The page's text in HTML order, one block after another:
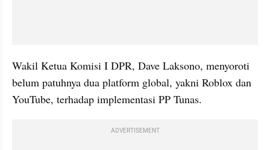
Wakil Ketua Komisi I DPR, Dave Laksono, menyoroti
belum patuhnya dua platform global, yakni Roblox dan
YouTube, terhadap implementasi PP Tunas.
ADVERTISEMENT